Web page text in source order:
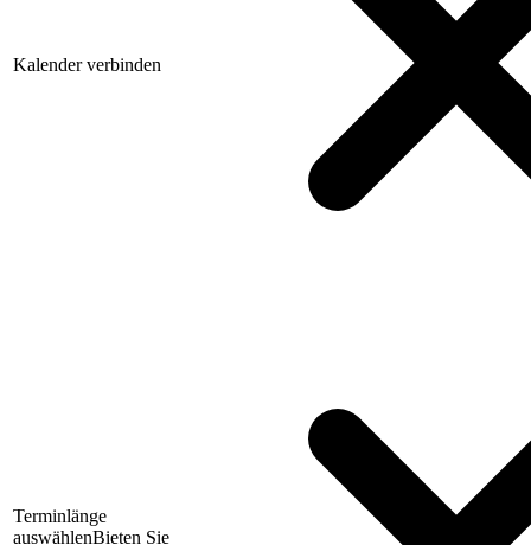
Kalender verbinden
Terminlänge
auswählenBieten Sie